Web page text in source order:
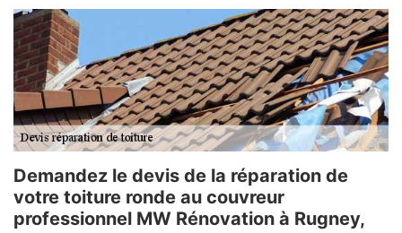
Demandez le devis de la réparation de
votre toiture ronde au couvreur
professionnel MW Rénovation à Rugney,